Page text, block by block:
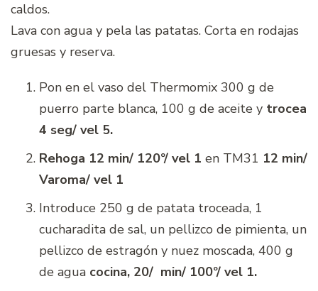
caldos.
Lava con agua y pela las patatas. Corta en rodajas
gruesas y reserva.
Pon en el vaso del Thermomix 300 g de
puerro parte blanca, 100 g de aceite y trocea
4 seg/ vel 5.
Rehoga 12 min/ 120º/ vel 1 en TM31 12 min/
Varoma/ vel 1
Introduce 250 g de patata troceada, 1
cucharadita de sal, un pellizco de pimienta, un
pellizco de estragón y nuez moscada, 400 g
de agua cocina, 20/ min/ 100º/ vel 1.